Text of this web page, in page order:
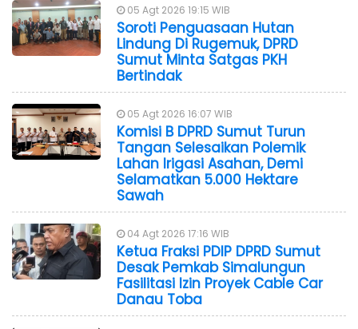
05 Agt 2026 19:15 WIB
Soroti Penguasaan Hutan
Lindung Di Rugemuk, DPRD
Sumut Minta Satgas PKH
Bertindak
05 Agt 2026 16:07 WIB
Komisi B DPRD Sumut Turun
Tangan Selesaikan Polemik
Lahan Irigasi Asahan, Demi
Selamatkan 5.000 Hektare
Sawah
04 Agt 2026 17:16 WIB
Ketua Fraksi PDIP DPRD Sumut
Desak Pemkab Simalungun
Fasilitasi Izin Proyek Cable Car
Danau Toba